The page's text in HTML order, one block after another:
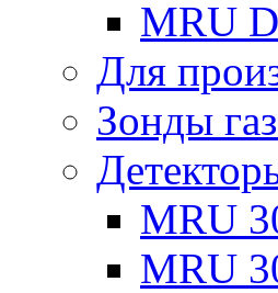
MRU
Для
Зонды
MRU
MRU